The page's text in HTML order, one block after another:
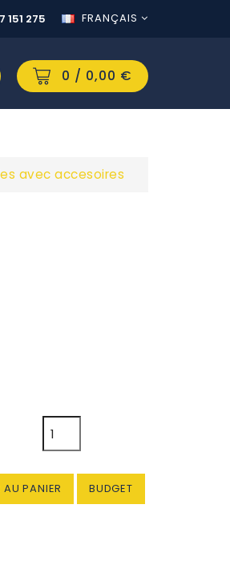
151 275 FRANÇAIS
0 / 0,00 €
avec accesoires
PANIER BUDGET